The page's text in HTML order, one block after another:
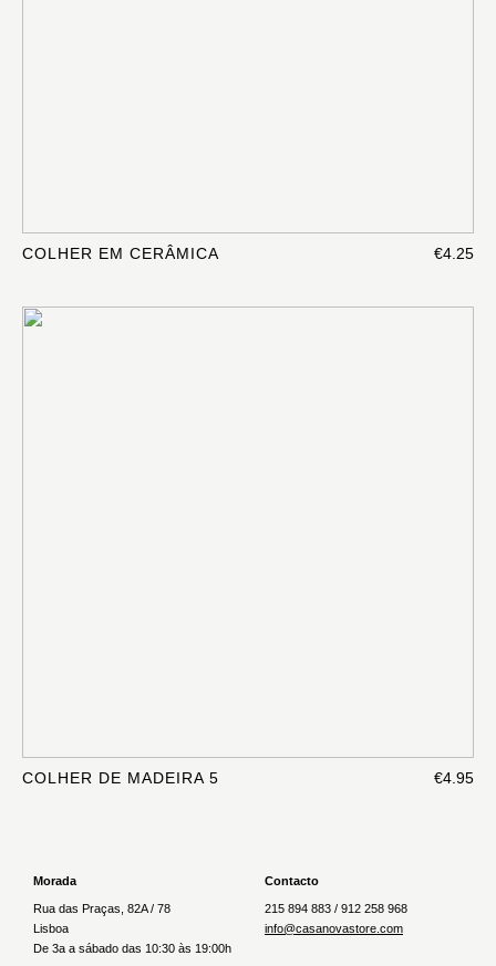
COLHER EM CERÂMICA €4.25
COLHER DE MADEIRA 5 €4.95
Morada
Rua das Praças, 82A / 78
Lisboa
De 3a a sábado das 10:30 às 19:00h
Contacto
215 894 883 / 912 258 968
info@casanovastore.com